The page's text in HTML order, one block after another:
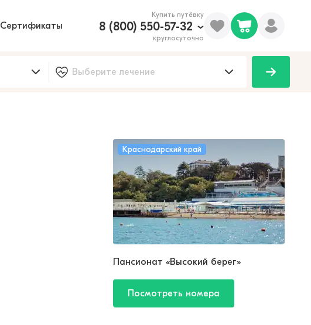
Сертификаты
Купить путёвку
8 (800) 550-57-32
круглосуточно
Краснодарский край
Пансионат «Высокий берег»
Посмотреть номера